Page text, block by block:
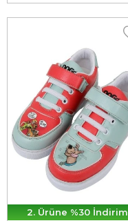
2. Ürüne %30 İndirim